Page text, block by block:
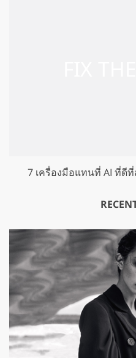
7 เครื่องมือแทนที่ AI ที่ดี